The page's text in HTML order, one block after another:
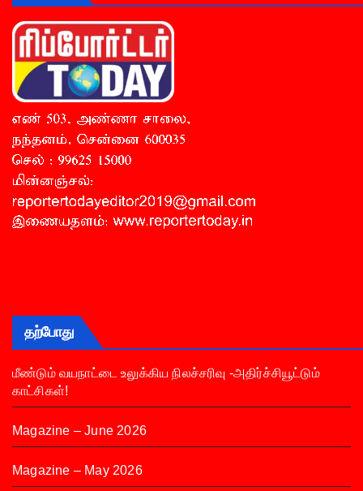
தற்போது
மீண்டும் வயநாட்டை உலுக்கிய நிலச்சரிவு -அதிர்ச்சியூட்டும்
காட்சிகள்!
Magazine – June 2026
Magazine – May 2026